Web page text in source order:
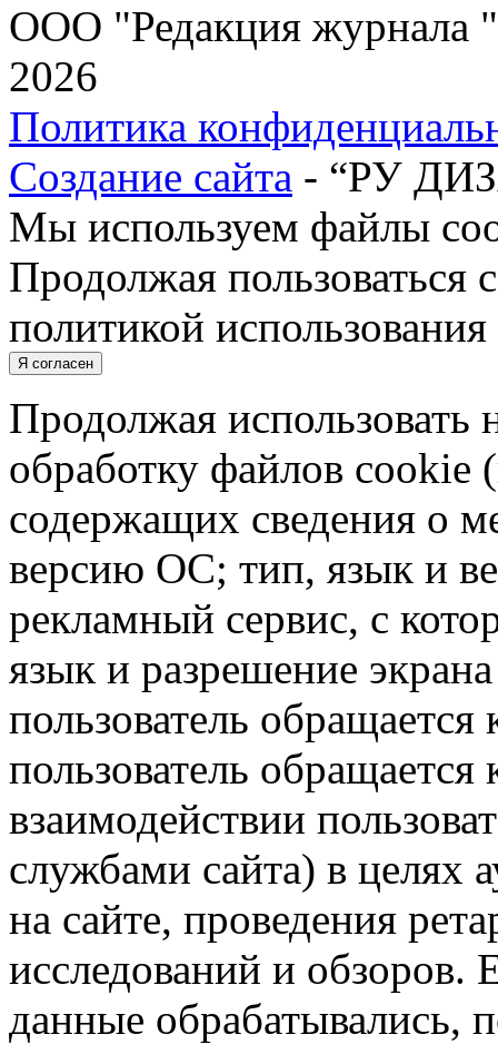
ООО "Редакция журнала
2026
Политика
Создание сайта - “РУ
Мы используем файлы
Продолжая пользоваться
политикой
Я согласен
Продолжая использовать
обработку файлов cookie
содержащих сведения о
версию ОС; тип, язык и
рекламный сервис, с
язык и разрешение
пользователь обращается
пользователь обращается
взаимодействии
службами сайта) в целях
на сайте, проведения
исследований и обзоров.
данные обрабатывались,